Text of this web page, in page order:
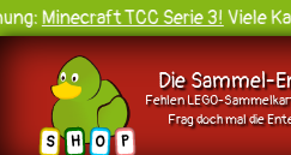
Zum Hauptinhalt springen
Minecraft TCC Serie 3!Viele
S H O P
Die Sammel-
Fehlen LEGO-
Frag doch mal die